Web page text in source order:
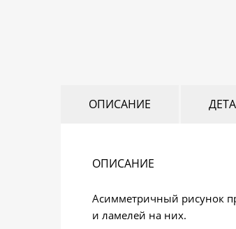
ОПИСАНИЕ
ОПИСАНИЕ
Асимметричный рисунок
и ламелей на них.